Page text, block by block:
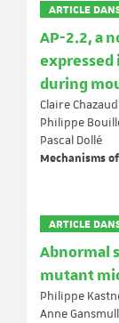
ARTICLE
AP-2.2, a
expressed
during
Claire Chazaud
Philippe
Pascal Dollé
Mechanisms
ARTICLE
Abnormal
mutant
Philippe
Anne